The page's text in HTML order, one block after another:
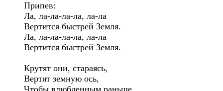
Припев:
Ла, ла-ла-ла-ла, ла-ла
Вертится быстрей Земля.
Ла, ла-ла-ла-ла, ла-ла
Вертится быстрей Земля.
Крутят они, стараясь,
Вертят земную ось,
Чтобы влюбленным раньше